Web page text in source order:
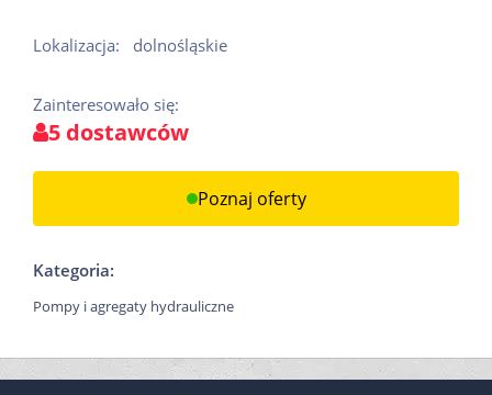
Lokalizacja: dolnośląskie
Zainteresowało się:
5 dostawców
Poznaj oferty
Kategoria:
Pompy i agregaty hydrauliczne